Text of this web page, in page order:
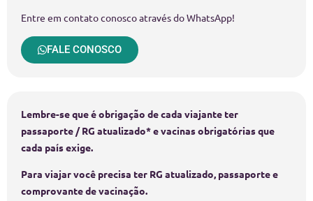
Entre em contato conosco através do WhatsApp!
FALE CONOSCO
Lembre-se que é obrigação de cada viajante ter
passaporte / RG atualizado* e vacinas obrigatórias que
cada país exige.
Para viajar você precisa ter RG atualizado, passaporte e
comprovante de vacinação.